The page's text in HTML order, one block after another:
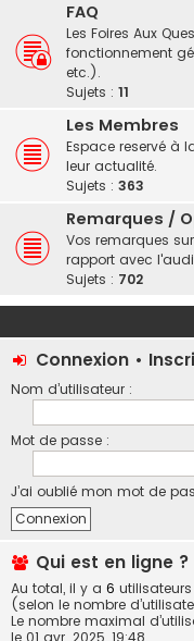
FAQ
Les Foires Aux
fonctionnement
etc.).
Sujets : 11
Les Membres
Espace reservé à
leur actualité.
Sujets : 363
Remarques /
Vos remarques
rapport avec
Sujets : 702
Connexion •
Nom d’utilisateur :
Mot de passe :
J’ai oublié mon mot de
Qui est en ligne ?
Au total, il y a 6
(selon le nombre
Le nombre maximal
le 01 avr. 2025, 19:48